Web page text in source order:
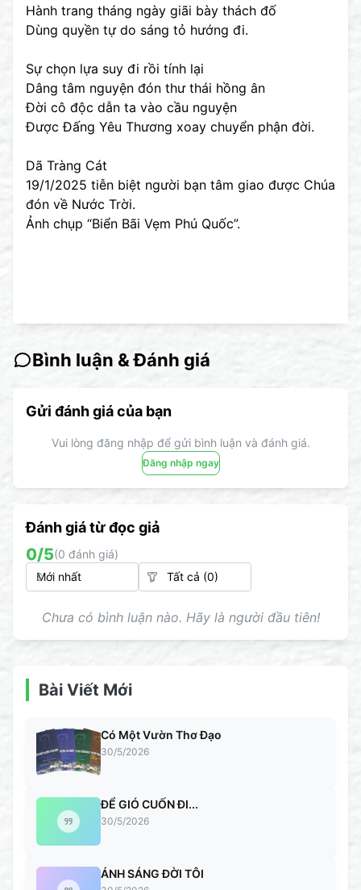
Hành trang tháng ngày giãi bày thách đố
Dùng quyền tự do sáng tỏ hướng đi.
Sự chọn lựa suy đi rồi tính lại
Dâng tâm nguyện đón thư thái hồng ân
Đời cô độc dẫn ta vào cầu nguyện
Được Đấng Yêu Thương xoay chuyển phận đời.
Dã Tràng Cát
19/1/2025 tiễn biệt người bạn tâm giao được Chúa
đón về Nước Trời.
Ảnh chụp “Biển Bãi Vẹm Phú Quốc”.
Bình luận & Đánh giá
Gửi đánh giá của bạn
Vui lòng đăng nhập để gửi bình luận và đánh giá.
Đăng nhập ngay
Đánh giá từ đọc giả
0/5(0 đánh giá)
Chưa có bình luận nào. Hãy là người đầu tiên!
Bài Viết Mới
Có Một Vườn Thơ Đạo
30/5/2026
ĐỂ GIÓ CUỐN ĐI...
30/5/2026
ÁNH SÁNG ĐỜI TÔI